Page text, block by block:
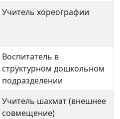
Учитель хореографии
Воспитатель в
структурном дошкольном
подразделении
Учитель шахмат (внешнее
совмещение)